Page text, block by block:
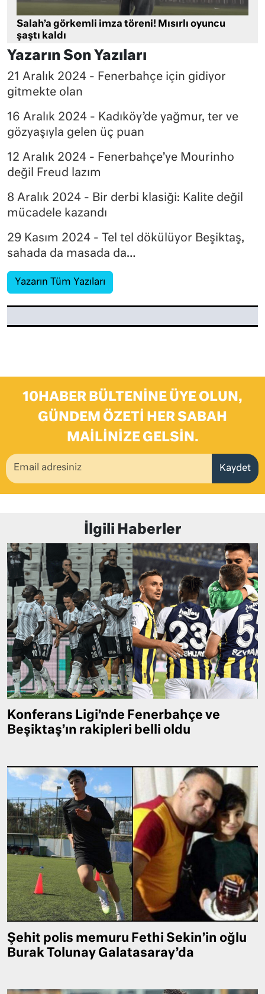
Salah’a görkemli imza töreni! Mısırlı oyuncu
şaştı kaldı
Yazarın Son Yazıları
21 Aralık 2024 - Fenerbahçe için gidiyor
gitmekte olan
16 Aralık 2024 - Kadıköy’de yağmur, ter ve
gözyaşıyla gelen üç puan
12 Aralık 2024 - Fenerbahçe’ye Mourinho
değil Freud lazım
8 Aralık 2024 - Bir derbi klasiği: Kalite değil
mücadele kazandı
29 Kasım 2024 - Tel tel dökülüyor Beşiktaş,
sahada da masada da…
Yazarın Tüm Yazıları
10HABER BÜLTENINE ÜYE OLUN,
GÜNDEM ÖZETI HER SABAH
MAILINIZE GELSIN.
Kaydet
İlgili Haberler
Konferans Ligi’nde Fenerbahçe ve
Beşiktaş’ın rakipleri belli oldu
Şehit polis memuru Fethi Sekin’in oğlu
Burak Tolunay Galatasaray’da